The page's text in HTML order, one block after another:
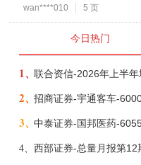
wan****010
5 页
今日热门
1、
2、
3、
4、